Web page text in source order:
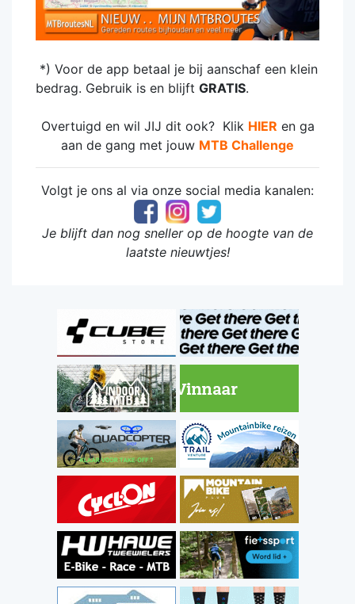
*) Voor de app betaal je bij aanschaf een klein
bedrag. Gebruik is en blijft GRATIS.
Overtuigd en wil JIJ dit ook? Klik HIER en ga
aan de gang met jouw MTB Challenge
Volgt je ons al via onze social media kanalen:
Je blijft dan nog sneller op de hoogte van de
laatste nieuwtjes!